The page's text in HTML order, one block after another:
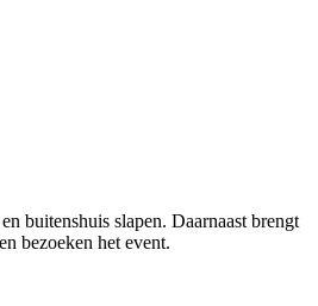
buitenshuis slapen. Daarnaast brengt
bezoeken het event.